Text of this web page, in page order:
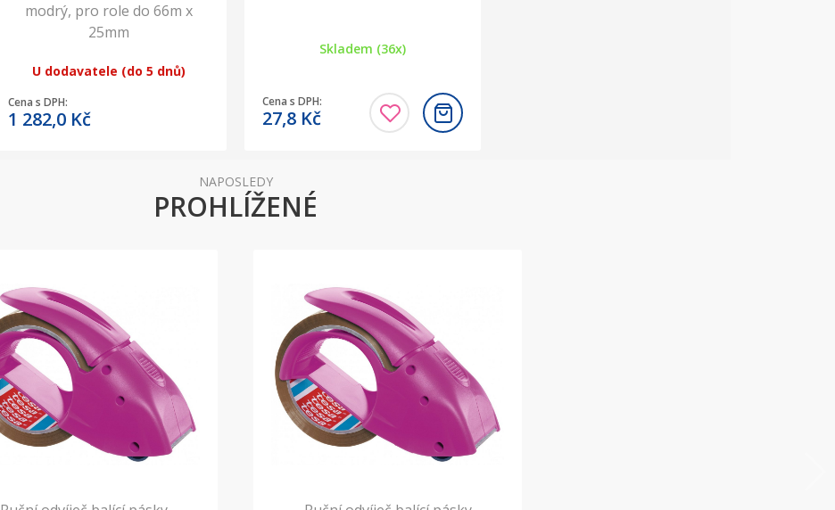
modrý, pro role do 66m x
25mm
U dodavatele (do 5 dnů)
Cena s DPH:
1 282,0 Kč
Skladem (36x)
Cena s DPH:
27,8 Kč
NAPOSLEDY
PROHLÍŽENÉ